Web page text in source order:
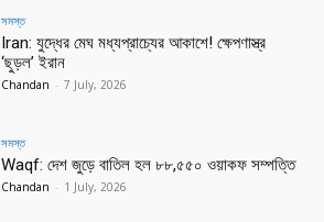
সমস্ত
Iran: যুদ্ধের মেঘ মধ্যপ্রাচ্যের আকাশে! ক্ষেপণাস্ত্র
‘ছুড়ল’ ইরান
Chandan - 7 July, 2026
সমস্ত
Waqf: দেশ জুড়ে বাতিল হল ৮৮,৫৫০ ওয়াকফ সম্পত্তি
Chandan - 1 July, 2026